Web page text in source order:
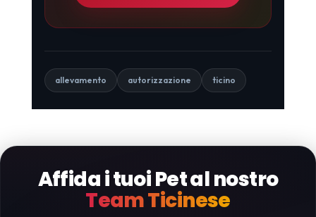
allevamento autorizzazione ticino
Affida i tuoi Pet al nostro
Team Ticinese